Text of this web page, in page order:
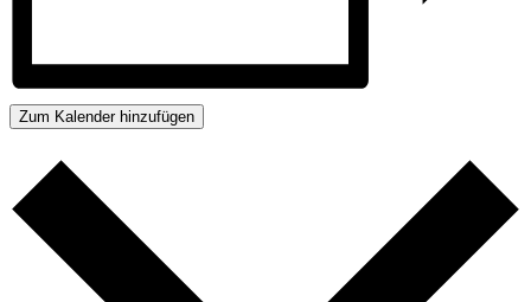
Zum Kalender hinzufügen